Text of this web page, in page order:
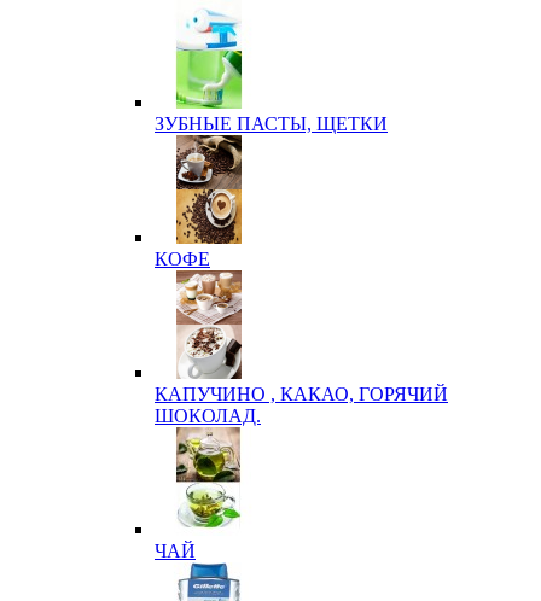
ЗУБНЫЕ ПАСТЫ, ЩЕТКИ
КОФЕ
КАПУЧИНО , КАКАО, ГОРЯЧИЙ
ШОКОЛАД.
ЧАЙ